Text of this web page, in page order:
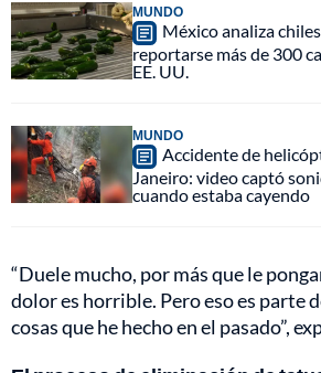
MUNDO
México analiza
reportarse más de 300
EE. UU.
MUNDO
Accidente de
Janeiro: video captó
cuando estaba cayendo
“Duele mucho, por más que le
dolor es horrible. Pero eso es parte
cosas que he hecho en el pasado”,